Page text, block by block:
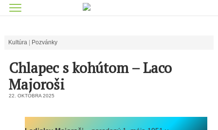
Kultúra Pozvánky
Chlapec s kohútom – Laco
Majoroši
22. OKTÓBRA 2025